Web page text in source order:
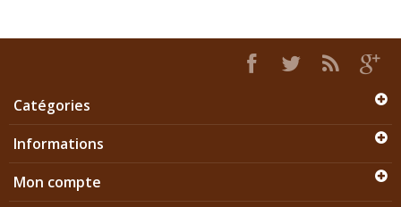
Catégories
Informations
Mon compte